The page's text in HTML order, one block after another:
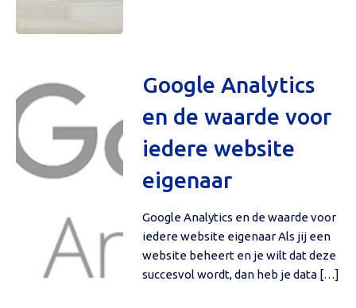
Google Analytics
en de waarde voor
iedere website
eigenaar
Google Analytics en de waarde voor
iedere website eigenaar Als jij een
website beheert en je wilt dat deze
succesvol wordt, dan heb je data […]